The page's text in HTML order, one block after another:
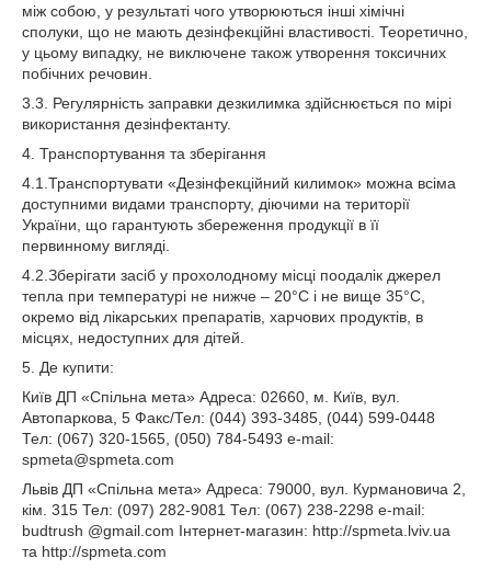
між собою, у результаті чого утворюються інші хімічні
сполуки, що не мають дезінфекційні властивості. Теоретично,
у цьому випадку, не виключене також утворення токсичних
побічних речовин.
3.3. Регулярність заправки дезкилимка здійснюється по мірі
використання дезінфектанту.
4. Транспортування та зберігання
4.1.Транспортувати «Дезінфекційний килимок» можна всіма
доступними видами транспорту, діючими на території
України, що гарантують збереження продукції в її
первинному вигляді.
4.2.Зберігати засіб у прохолодному місці поодалік джерел
тепла при температурі не нижче – 20°С і не вище 35°С,
окремо від лікарських препаратів, харчових продуктів, в
місцях, недоступних для дітей.
5. Де купити:
Київ ДП «Спільна мета» Адреса: 02660, м. Київ, вул.
Автопаркова, 5 Факс/Тел: (044) 393-3485, (044) 599-0448
Тел: (067) 320-1565, (050) 784-5493 e-mail:
spmeta@spmeta.com
Львів ДП «Спільна мета» Адреса: 79000, вул. Курмановича 2,
кім. 315 Тел: (097) 282-9081 Тел: (067) 238-2298 e-mail:
budtrush @gmail.com Інтернет-магазин: http://spmeta.lviv.ua
та http://spmeta.com